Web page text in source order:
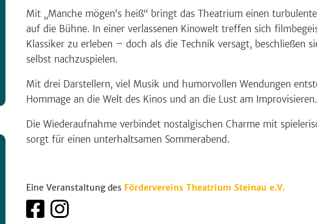
Mit „Manche mögen’s heiß“ bringt das Theatrium einen
auf die Bühne. In einer verlassenen Kinowelt treffen sich
Klassiker zu erleben – doch als die Technik versagt, beschließen
selbst nachzuspielen.
Mit drei Darstellern, viel Musik und humorvollen Wendungen
Hommage an die Welt des Kinos und an die Lust am Improvisieren.
Die Wiederaufnahme verbindet nostalgischen Charme mit
sorgt für einen unterhaltsamen Sommerabend.
Eine Veranstaltung des Fördervereins Theatrium Steinau e.V.